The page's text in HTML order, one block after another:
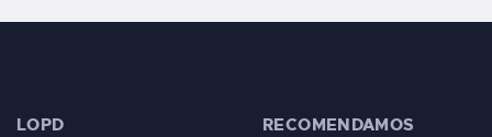
LOPD RECOMENDAMOS